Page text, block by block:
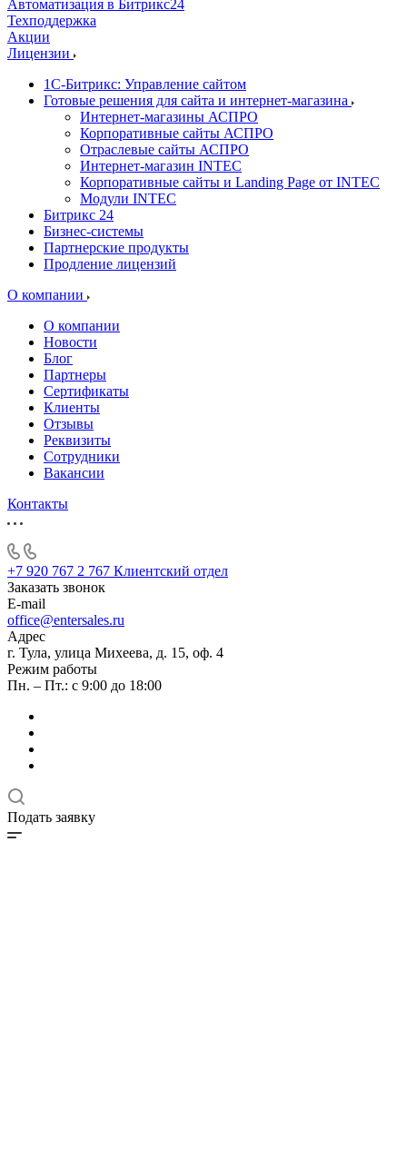
Автоматизация в Битрикс24
Техподдержка
Акции
Лицензии
1С-Битрикс: Управление сайтом
Готовые решения для сайта и интернет-магазина
Интернет-магазины АСПРО
Корпоративные сайты АСПРО
Отраслевые сайты АСПРО
Интернет-магазин INTEC
Корпоративные сайты и Landing Page от INTEC
Модули INTEC
Битрикс 24
Бизнес-системы
Партнерские продукты
Продление лицензий
О компании
О компании
Новости
Блог
Партнеры
Сертификаты
Клиенты
Отзывы
Реквизиты
Сотрудники
Вакансии
Контакты
+7 920 767 2 767 Клиентский отдел
Заказать звонок
E-mail
office@entersales.ru
Адрес
г. Тула, улица Михеева, д. 15, оф. 4
Режим работы
Пн. – Пт.: с 9:00 до 18:00
Подать заявку